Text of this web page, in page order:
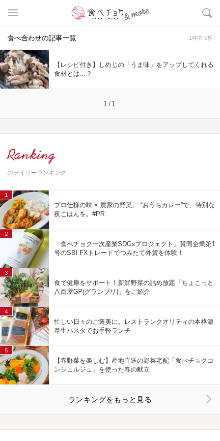
食べ合わせの記事一覧 1件中 1件
【レシピ付き】しめじの「うま味」をアップしてくれる
食材とは…？
1/1
Ranking
のデイリーランキング
プロ仕様の味 × 農家の野菜。 “おうちカレー”で、特別な
夜ごはんを。#PR
1
「食べチョク一次産業SDGsプロジェクト」賛同企業第1
号のSBI FXトレードでつみたて外貨を体験！
2
食で健康をサポート！新鮮野菜の詰め放題「ちょこっと
八百屋GP(グランプリ)」をご紹介
3
忙しい日々のご褒美に。レストランクオリティの本格濃
厚生パスタでお手軽ランチ
4
【春野菜を楽しむ】産地直送の野菜宅配「食べチョクコ
ンシェルジュ」を使った春の献立
5
ランキングをもっと見る